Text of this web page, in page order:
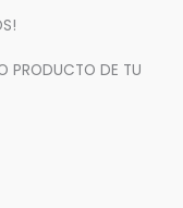
PRODUCTO DE TU